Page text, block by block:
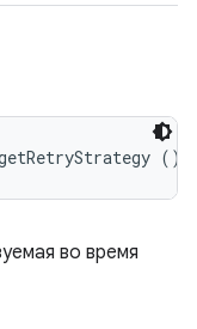
()
во время